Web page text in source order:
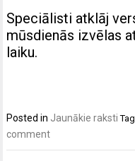
Speciālisti atklāj
mūsdienās izvēlas
laiku.
Posted in Jaunākie raksti
comment